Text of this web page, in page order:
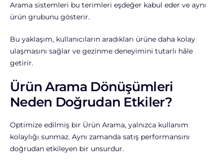
Arama sistemleri bu terimleri eşdeğer kabul eder ve aynı
ürün grubunu gösterir.
Bu yaklaşım, kullanıcıların aradıkları ürüne daha kolay
ulaşmasını sağlar ve gezinme deneyimini tutarlı hâle
getirir.
Ürün Arama Dönüşümleri
Neden Doğrudan Etkiler?
Optimize edilmiş bir Ürün Arama, yalnızca kullanım
kolaylığı sunmaz. Aynı zamanda satış performansını
doğrudan etkileyen bir unsurdur.